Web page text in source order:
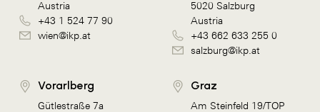
Austria
+43 1 524 77 90
wien@ikp.at
5020 Salzburg
Austria
+43 662 633 255 0
salzburg@ikp.at
Vorarlberg
Gütlestraße 7a
Graz
Am Steinfeld 19/TOP